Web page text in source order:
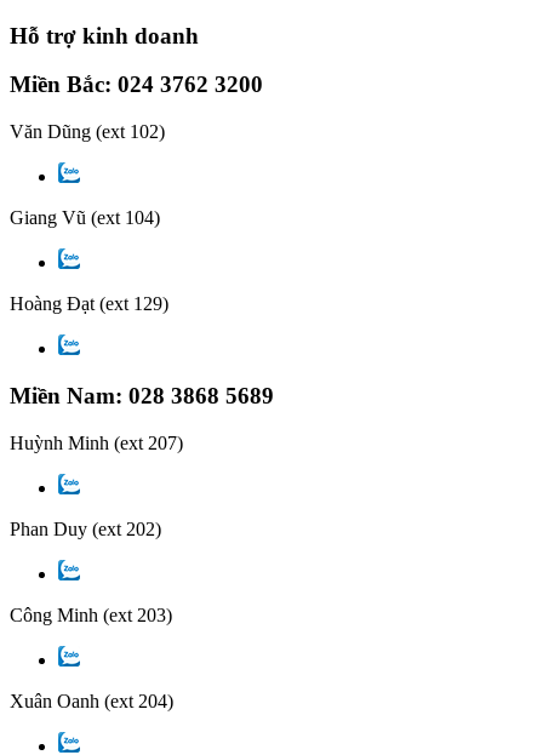
Hỗ trợ kinh doanh
Miền Bắc: 024 3762 3200
Văn Dũng (ext 102)
Giang Vũ (ext 104)
Hoàng Đạt (ext 129)
Miền Nam: 028 3868 5689
Huỳnh Minh (ext 207)
Phan Duy (ext 202)
Công Minh (ext 203)
Xuân Oanh (ext 204)